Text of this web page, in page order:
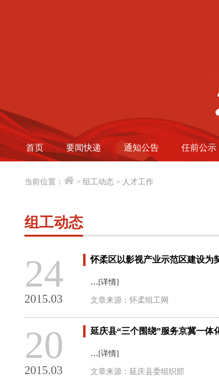
首页 要闻快递 通知公告 任前公示
当前位置： > 组工动态 > 人才工作
组工动态
24
2015.03
怀柔区以影视产业示范区建设为
…[详情]
文章来源：怀柔组工网
20
2015.03
延庆县“三个围绕”服务京冀一体
…[详情]
文章来源：延庆县委组织部